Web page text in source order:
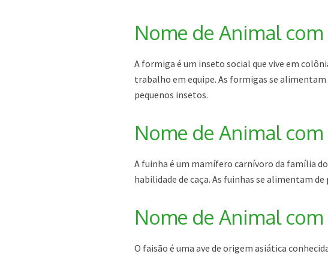
Nome de Animal
A formiga é um inseto social que vive em
trabalho em equipe. As formigas se
pequenos insetos.
Nome de Animal com
A fuinha é um mamífero carnívoro da família
habilidade de caça. As fuinhas se alimentam
Nome de Animal com
O faisão é uma ave de origem asiática